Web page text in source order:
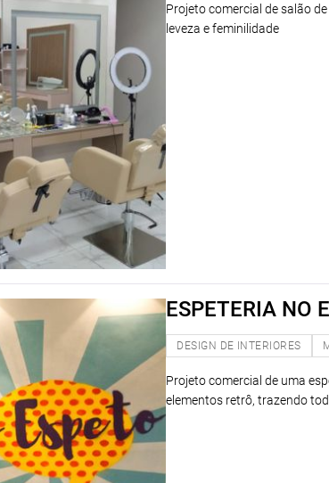
Projeto comercial de salão
leveza e feminilidade
ESPETERIA NO
DESIGN DE INTERIORES
Projeto comercial de uma
elementos retrô, trazendo